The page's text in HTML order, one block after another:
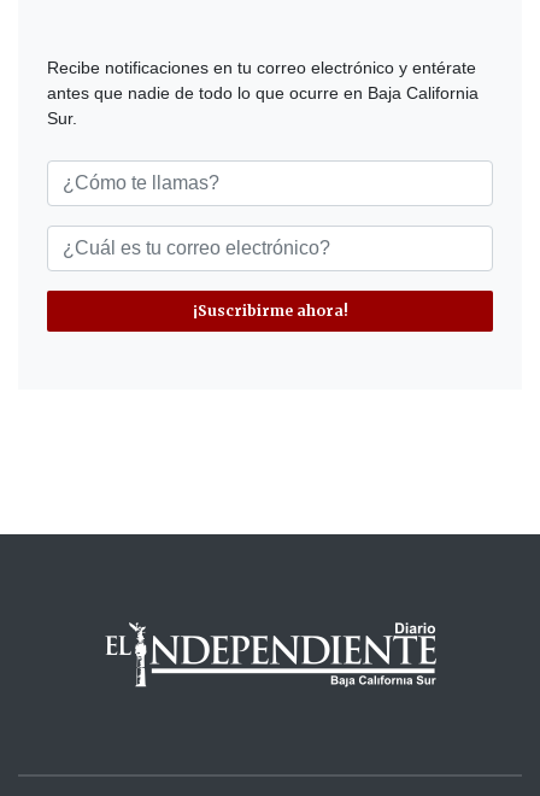
Recibe notificaciones en tu correo electrónico y entérate
antes que nadie de todo lo que ocurre en Baja California
Sur.
¡Suscribirme ahora!